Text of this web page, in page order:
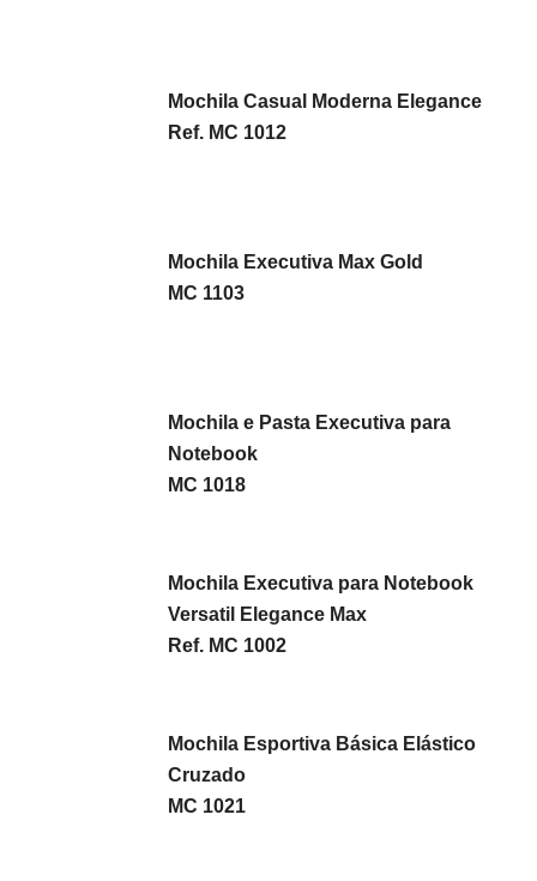
Mochila Casual Moderna Elegance
Ref. MC 1012
Mochila Executiva Max Gold
MC 1103
Mochila e Pasta Executiva para
Notebook
MC 1018
Mochila Executiva para Notebook
Versatil Elegance Max
Ref. MC 1002
Mochila Esportiva Básica Elástico
Cruzado
MC 1021